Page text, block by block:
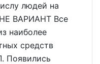
людей на
ВАРИАНТ Все
наиболее
средств
Появились